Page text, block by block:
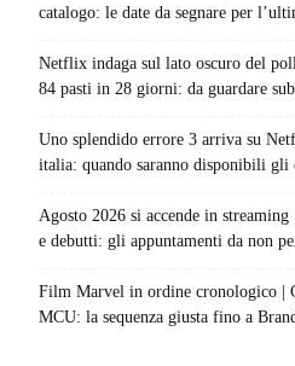
catalogo: le date da segnare per
Netflix indaga sul lato oscuro del
84 pasti in 28 giorni: da guardare
Uno splendido errore 3 arriva su
italia: quando saranno disponibili gli
Agosto 2026 si accende in
e debutti: gli appuntamenti da non
Film Marvel in ordine cronologico |
MCU: la sequenza giusta fino a